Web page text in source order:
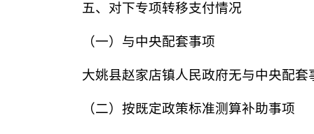
五、 对下专项转移支付情况
（一）与中央配套事项
大姚县赵家店镇人民政府无与中央配套
（二）按既定政策标准测算补助事项